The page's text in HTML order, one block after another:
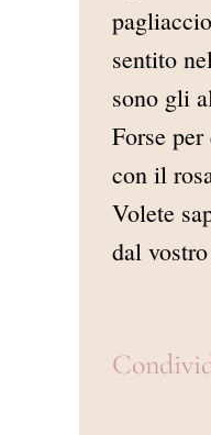
sentito
sono gli
Forse
con il
Volete
dal